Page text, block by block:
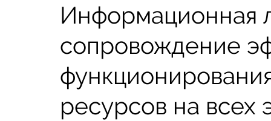
Информационная
сопровождение
ресурсов на всех